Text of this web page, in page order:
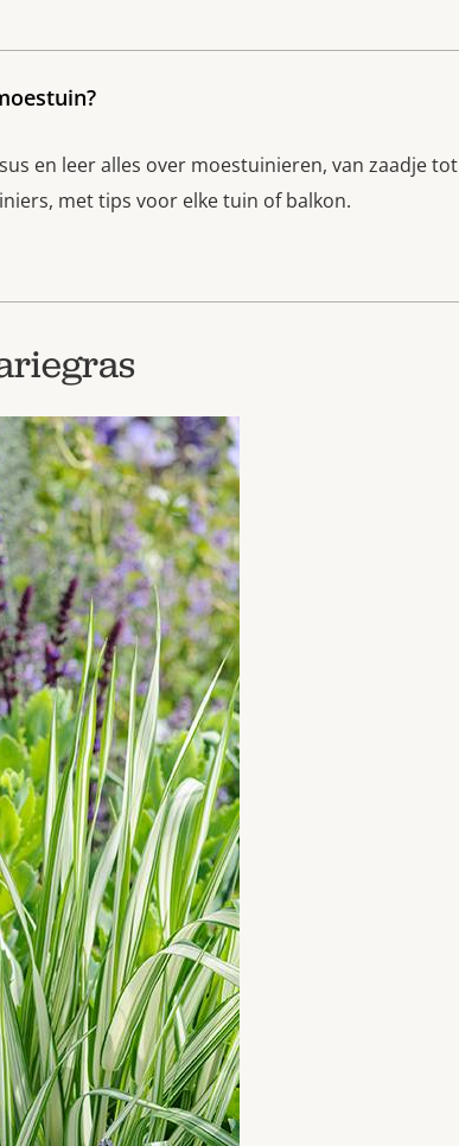
en leer alles over moestuinieren, van zaadje tot
met tips voor elke tuin of balkon.